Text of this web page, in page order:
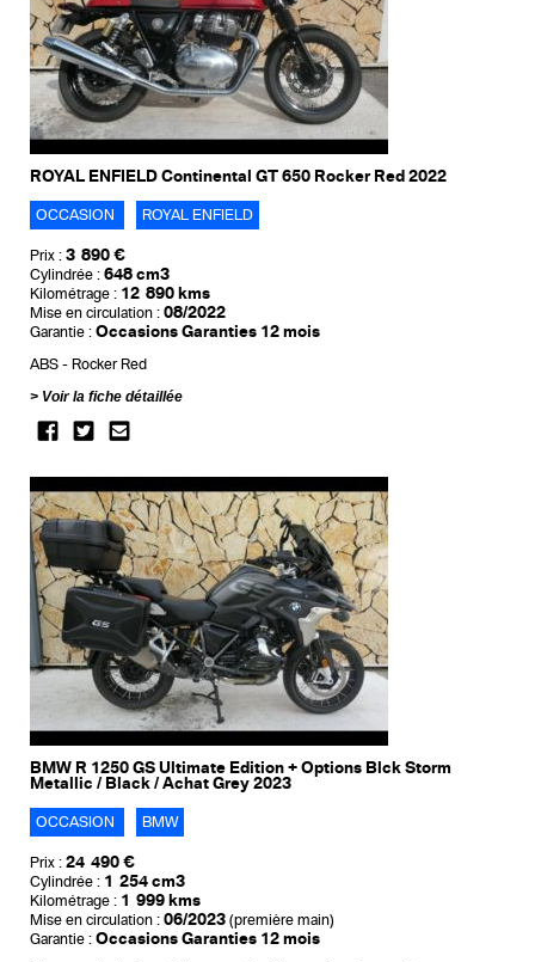
ROYAL ENFIELD Continental GT 650 Rocker Red 2022
OCCASION ROYAL ENFIELD
Prix : 3 890 €
Cylindrée : 648 cm3
Kilométrage : 12 890 kms
Mise en circulation : 08/2022
Garantie : Occasions Garanties 12 mois
ABS
Rocker Red
Voir la fiche détaillée
BMW R 1250 GS Ultimate Edition + Options Blck Storm
Metallic / Black / Achat Grey 2023
OCCASION BMW
Prix : 24 490 €
Cylindrée : 1 254 cm3
Kilométrage : 1 999 kms
Mise en circulation : 06/2023 (première main)
Garantie : Occasions Garanties 12 mois